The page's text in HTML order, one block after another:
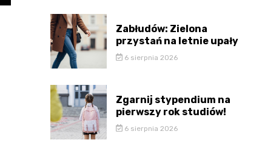
Zabłudów: Zielona
przystań na letnie upały
6 sierpnia 2026
Zgarnij stypendium na
pierwszy rok studiów!
6 sierpnia 2026